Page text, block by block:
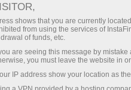
обзоры
Варианты
ноября 2016 г.
shows that you are currently
from using the services of
of funds, etc.
are seeing this message by
you must leave the website in
IP address show your location as